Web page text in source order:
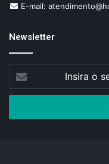
E-mail:
Newsletter
seu
de